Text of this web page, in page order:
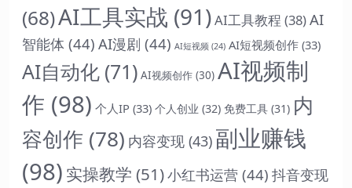
(68)AI工具实战 (91)AI工具教程 (38)AI
智能体 (44) AI漫剧 (44) AI短视频 (24) AI短视频创作 (33)
AI自动化 (71) AI视频创作 (30) AI视频制
作 (98) 个人IP (33) 个人创业 (32) 免费工具 (31) 内
容创作 (78) 内容变现 (43) 副业赚钱
(98) 实操教学 (51)小红书运营 (44) 抖音变现